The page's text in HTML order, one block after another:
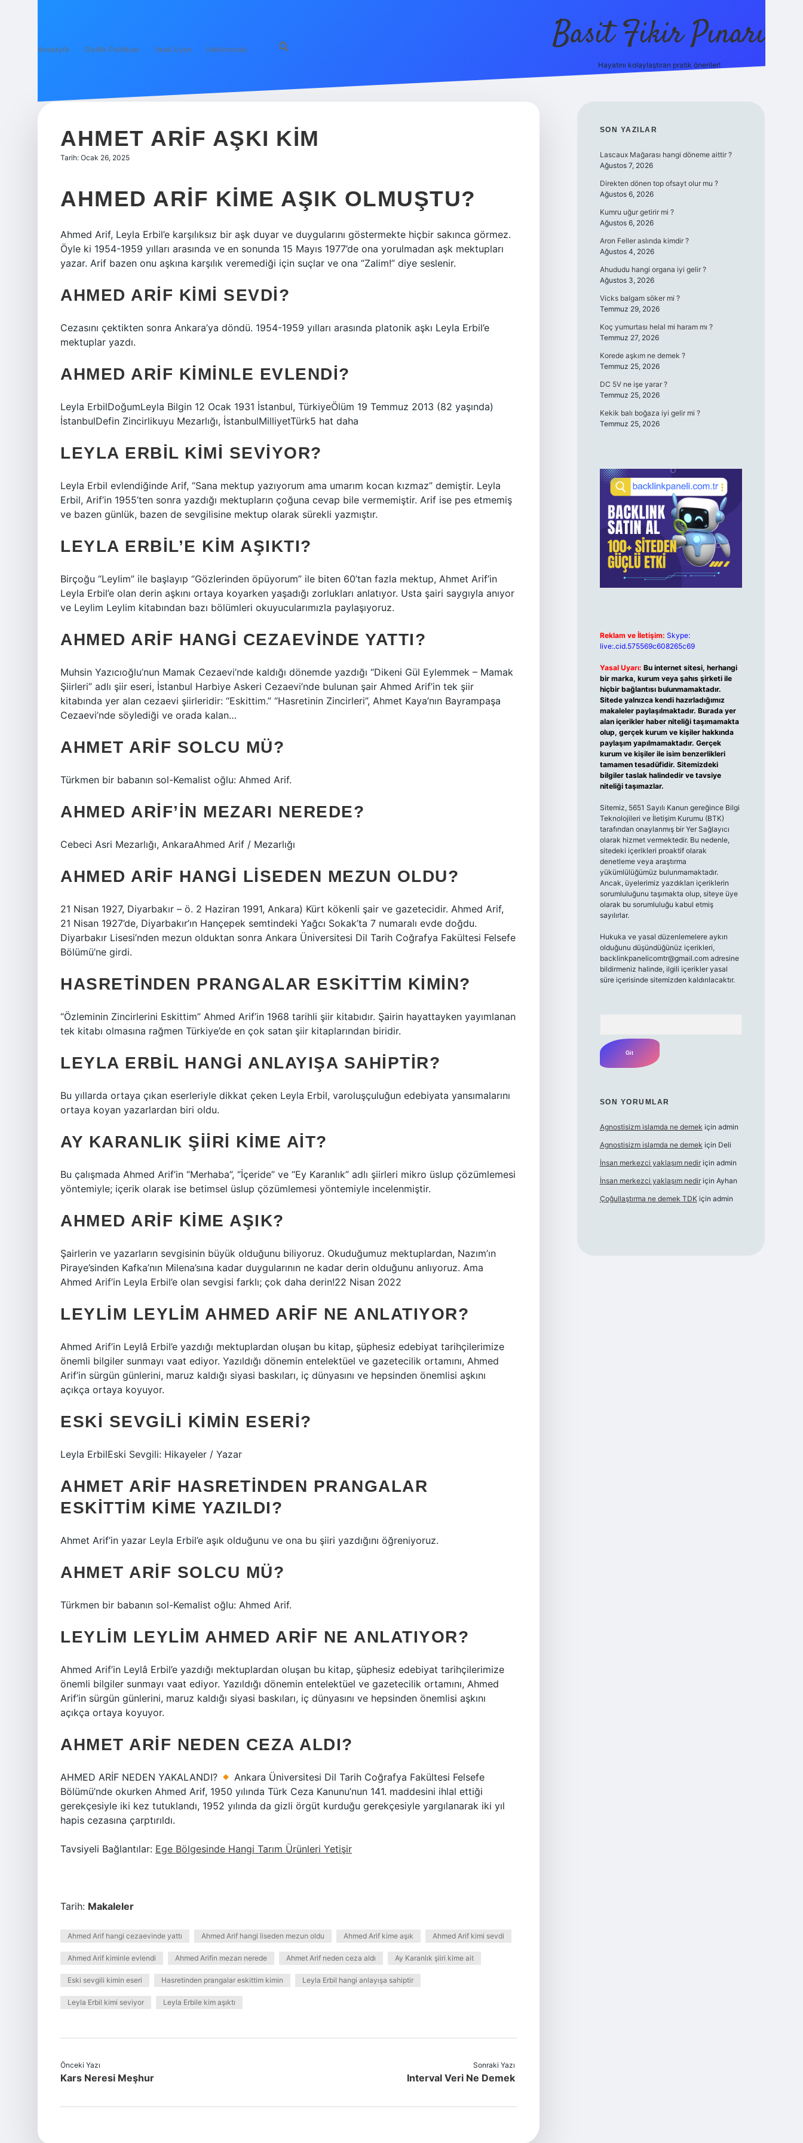
Anasayfa Gizlilik Politikası Yasal Uyarı Hakkımızda Basit Fikir Pınarı
Hayatını kolaylaştıran pratik öneriler!
AHMET ARIF AŞKI KIM
Tarih: Ocak 26, 2025
AHMED ARIF KIME AŞIK OLMUŞTU?
Ahmed Arif, Leyla Erbil’e karşılıksız bir aşk duyar ve duygularını göstermekte hiçbir sakınca görmez.
Öyle ki 1954-1959 yılları arasında ve en sonunda 15 Mayıs 1977’de ona yorulmadan aşk mektupları
yazar. Arif bazen onu aşkına karşılık veremediği için suçlar ve ona “Zalim!” diye seslenir.
AHMED ARIF KIMI SEVDI?
Cezasını çektikten sonra Ankara’ya döndü. 1954-1959 yılları arasında platonik aşkı Leyla Erbil’e
mektuplar yazdı.
AHMED ARIF KIMINLE EVLENDI?
Leyla ErbilDoğumLeyla Bilgin 12 Ocak 1931 İstanbul, TürkiyeÖlüm 19 Temmuz 2013 (82 yaşında)
İstanbulDefin Zincirlikuyu Mezarlığı, İstanbulMilliyetTürk5 hat daha
LEYLA ERBIL KIMI SEVIYOR?
Leyla Erbil evlendiğinde Arif, “Sana mektup yazıyorum ama umarım kocan kızmaz” demiştir. Leyla
Erbil, Arif’in 1955’ten sonra yazdığı mektupların çoğuna cevap bile vermemiştir. Arif ise pes etmemiş
ve bazen günlük, bazen de sevgilisine mektup olarak sürekli yazmıştır.
LEYLA ERBIL’E KIM AŞIKTI?
Birçoğu “Leylim” ile başlayıp “Gözlerinden öpüyorum” ile biten 60’tan fazla mektup, Ahmet Arif’in
Leyla Erbil’e olan derin aşkını ortaya koyarken yaşadığı zorlukları anlatıyor. Usta şairi saygıyla anıyor
ve Leylim Leylim kitabından bazı bölümleri okuyucularımızla paylaşıyoruz.
AHMED ARIF HANGI CEZAEVINDE YATTI?
Muhsin Yazıcıoğlu’nun Mamak Cezaevi’nde kaldığı dönemde yazdığı “Dikeni Gül Eylemmek – Mamak
Şiirleri” adlı şiir eseri, İstanbul Harbiye Askeri Cezaevi’nde bulunan şair Ahmed Arif’in tek şiir
kitabında yer alan cezaevi şiirleridir: “Eskittim.” “Hasretinin Zincirleri”, Ahmet Kaya’nın Bayrampaşa
Cezaevi’nde söylediği ve orada kalan…
AHMET ARIF SOLCU MÜ?
Türkmen bir babanın sol-Kemalist oğlu: Ahmed Arif.
AHMED ARIF’IN MEZARI NEREDE?
Cebeci Asri Mezarlığı, AnkaraAhmed Arif / Mezarlığı
AHMED ARIF HANGI LISEDEN MEZUN OLDU?
21 Nisan 1927, Diyarbakır – ö. 2 Haziran 1991, Ankara) Kürt kökenli şair ve gazetecidir. Ahmed Arif,
21 Nisan 1927’de, Diyarbakır’ın Hançepek semtindeki Yağcı Sokak’ta 7 numaralı evde doğdu.
Diyarbakır Lisesi’nden mezun olduktan sonra Ankara Üniversitesi Dil Tarih Coğrafya Fakültesi Felsefe
Bölümü’ne girdi.
HASRETINDEN PRANGALAR ESKITTIM KIMIN?
“Özleminin Zincirlerini Eskittim” Ahmed Arif’in 1968 tarihli şiir kitabıdır. Şairin hayattayken yayımlanan
tek kitabı olmasına rağmen Türkiye’de en çok satan şiir kitaplarından biridir.
LEYLA ERBIL HANGI ANLAYIŞA SAHIPTIR?
Bu yıllarda ortaya çıkan eserleriyle dikkat çeken Leyla Erbil, varoluşçuluğun edebiyata yansımalarını
ortaya koyan yazarlardan biri oldu.
AY KARANLIK ŞIIRI KIME AIT?
Bu çalışmada Ahmed Arif’in “Merhaba”, “İçeride” ve “Ey Karanlık” adlı şiirleri mikro üslup çözümlemesi
yöntemiyle; içerik olarak ise betimsel üslup çözümlemesi yöntemiyle incelenmiştir.
AHMED ARIF KIME AŞIK?
Şairlerin ve yazarların sevgisinin büyük olduğunu biliyoruz. Okuduğumuz mektuplardan, Nazım’ın
Piraye’sinden Kafka’nın Milena’sına kadar duygularının ne kadar derin olduğunu anlıyoruz. Ama
Ahmed Arif’in Leyla Erbil’e olan sevgisi farklı; çok daha derin!22 Nisan 2022
LEYLIM LEYLIM AHMED ARIF NE ANLATIYOR?
Ahmed Arif’in Leylâ Erbil’e yazdığı mektuplardan oluşan bu kitap, şüphesiz edebiyat tarihçilerimize
önemli bilgiler sunmayı vaat ediyor. Yazıldığı dönemin entelektüel ve gazetecilik ortamını, Ahmed
Arif’in sürgün günlerini, maruz kaldığı siyasi baskıları, iç dünyasını ve hepsinden önemlisi aşkını
açıkça ortaya koyuyor.
ESKI SEVGILI KIMIN ESERI?
Leyla ErbilEski Sevgili: Hikayeler / Yazar
AHMET ARIF HASRETINDEN PRANGALAR
ESKITTIM KIME YAZILDI?
Ahmet Arif’in yazar Leyla Erbil’e aşık olduğunu ve ona bu şiiri yazdığını öğreniyoruz.
AHMET ARIF SOLCU MÜ?
Türkmen bir babanın sol-Kemalist oğlu: Ahmed Arif.
LEYLIM LEYLIM AHMED ARIF NE ANLATIYOR?
Ahmed Arif’in Leylâ Erbil’e yazdığı mektuplardan oluşan bu kitap, şüphesiz edebiyat tarihçilerimize
önemli bilgiler sunmayı vaat ediyor. Yazıldığı dönemin entelektüel ve gazetecilik ortamını, Ahmed
Arif’in sürgün günlerini, maruz kaldığı siyasi baskıları, iç dünyasını ve hepsinden önemlisi aşkını
açıkça ortaya koyuyor.
AHMET ARIF NEDEN CEZA ALDI?
AHMED ARİF NEDEN YAKALANDI?
Ankara Üniversitesi Dil Tarih Coğrafya Fakültesi Felsefe
Bölümü’nde okurken Ahmed Arif, 1950 yılında Türk Ceza Kanunu’nun 141. maddesini ihlal ettiği
gerekçesiyle iki kez tutuklandı, 1952 yılında da gizli örgüt kurduğu gerekçesiyle yargılanarak iki yıl
hapis cezasına çarptırıldı.
Tavsiyeli Bağlantılar: Ege Bölgesinde Hangi Tarım Ürünleri Yetişir
Tarih: Makaleler
Ahmed Arif hangi cezaevinde yattı Ahmed Arif hangi liseden mezun oldu Ahmed Arif kime aşık Ahmed Arif kimi sevdi
Ahmed Arif kiminle evlendi Ahmed Arifin mezarı nerede Ahmet Arif neden ceza aldı Ay Karanlık şiiri kime ait
Eski sevgili kimin eseri Hasretinden prangalar eskittim kimin Leyla Erbil hangi anlayışa sahiptir
Leyla Erbil kimi seviyor Leyla Erbile kim aşıktı
Önceki Yazı
Kars Neresi Meşhur
Sonraki Yazı
Interval Veri Ne Demek
SIDEBAR
SON YAZILAR
Lascaux Mağarası hangi döneme aittir ?
Ağustos 7, 2026
Direkten dönen top ofsayt olur mu ?
Ağustos 6, 2026
Kumru uğur getirir mi ?
Ağustos 6, 2026
Aron Feller aslında kimdir ?
Ağustos 4, 2026
Ahududu hangi organa iyi gelir ?
Ağustos 3, 2026
Vicks balgam söker mi ?
Temmuz 29, 2026
Koç yumurtası helal mi haram mı ?
Temmuz 27, 2026
Korede aşkım ne demek ?
Temmuz 25, 2026
DC 5V ne işe yarar ?
Temmuz 25, 2026
Kekik balı boğaza iyi gelir mi ?
Temmuz 25, 2026
Reklam ve İletişim: Skype:
live:.cid.575569c608265c69
Yasal Uyarı: Bu internet sitesi, herhangi
bir marka, kurum veya şahıs şirketi ile
hiçbir bağlantısı bulunmamaktadır.
Sitede yalnızca kendi hazırladığımız
makaleler paylaşılmaktadır. Burada yer
alan içerikler haber niteliği taşımamakta
olup, gerçek kurum ve kişiler hakkında
paylaşım yapılmamaktadır. Gerçek
kurum ve kişiler ile isim benzerlikleri
tamamen tesadüfidir. Sitemizdeki
bilgiler taslak halindedir ve tavsiye
niteliği taşımazlar.
Sitemiz, 5651 Sayılı Kanun gereğince Bilgi
Teknolojileri ve İletişim Kurumu (BTK)
tarafından onaylanmış bir Yer Sağlayıcı
olarak hizmet vermektedir. Bu nedenle,
sitedeki içerikleri proaktif olarak
denetleme veya araştırma
yükümlülüğümüz bulunmamaktadır.
Ancak, üyelerimiz yazdıkları içeriklerin
sorumluluğunu taşımakta olup, siteye üye
olarak bu sorumluluğu kabul etmiş
sayılırlar.
Hukuka ve yasal düzenlemelere aykırı
olduğunu düşündüğünüz içerikleri,
backlinkpanelicomtr@gmail.comadresine
bildirmeniz halinde, ilgili içerikler yasal
süre içerisinde sitemizden kaldırılacaktır.
SON YORUMLAR
Agnostisizm islamda ne demek için admin
Agnostisizm islamda ne demek için Deli
İnsan merkezci yaklaşım nediriçin admin
İnsan merkezci yaklaşım nediriçin Ayhan
Çoğullaştırma ne demek TDKiçin admin